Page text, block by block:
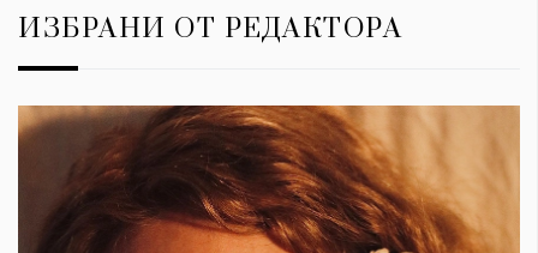
ИЗБРАНИ ОТ РЕДАКТОРА